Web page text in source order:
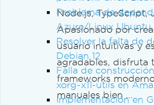
Problema de
Azure/Linux Ubuntu
Resolver la falta de
Debian 12
Falla de
xorg-x11-utils en
Implementación en
Node.js, TypeScript,
Apasionado por
usuario intuitivas y
agradables, disfruta
frameworks
manuales bien ...